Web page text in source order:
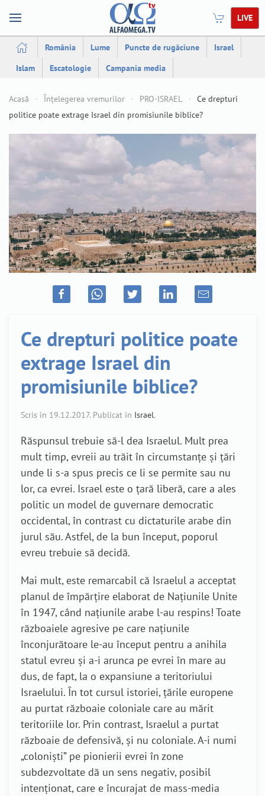
LIVE
România Lume Puncte de rugăciune
Israel
Islam
Escatologie Campania media
Acasă Înțelegerea vremurilor PRO-ISRAEL
Ce drepturi
politice poate extrage Israel din promisiunile biblice?
Ce drepturi politice poate
extrage Israel din
promisiunile biblice?
Scris în 19.12.2017. Publicat în Israel.
Răspunsul trebuie să-l dea Israelul. Mult prea
mult timp, evreii au trăit în circumstanţe şi ţări
unde li s-a spus precis ce li se permite sau nu
lor, ca evrei. Israel este o ţară liberă, care a ales
politic un model de guvernare democratic
occidental, în contrast cu dictaturile arabe din
jurul său. Astfel, de la bun început, poporul
evreu trebuie să decidă.
Mai mult, este remarcabil că Israelul a acceptat
planul de împărţire elaborat de Naţiunile Unite
în 1947, când naţiunile arabe l-au respins! Toate
războaiele agresive pe care naţiunile
înconjurătoare le-au început pentru a anihila
statul evreu şi a-i arunca pe evrei în mare au
dus, de fapt, la o expansiune a teritoriului
Israelului. În tot cursul istoriei, ţările europene
au purtat războaie coloniale care au mărit
teritoriile lor. Prin contrast, Israelul a purtat
războaie de defensivă, şi nu coloniale. A-i numi
„colonişti” pe pionierii evrei în zone
subdezvoltate dă un sens negativ, posibil
intenţionat, care e încurajat de mass-media